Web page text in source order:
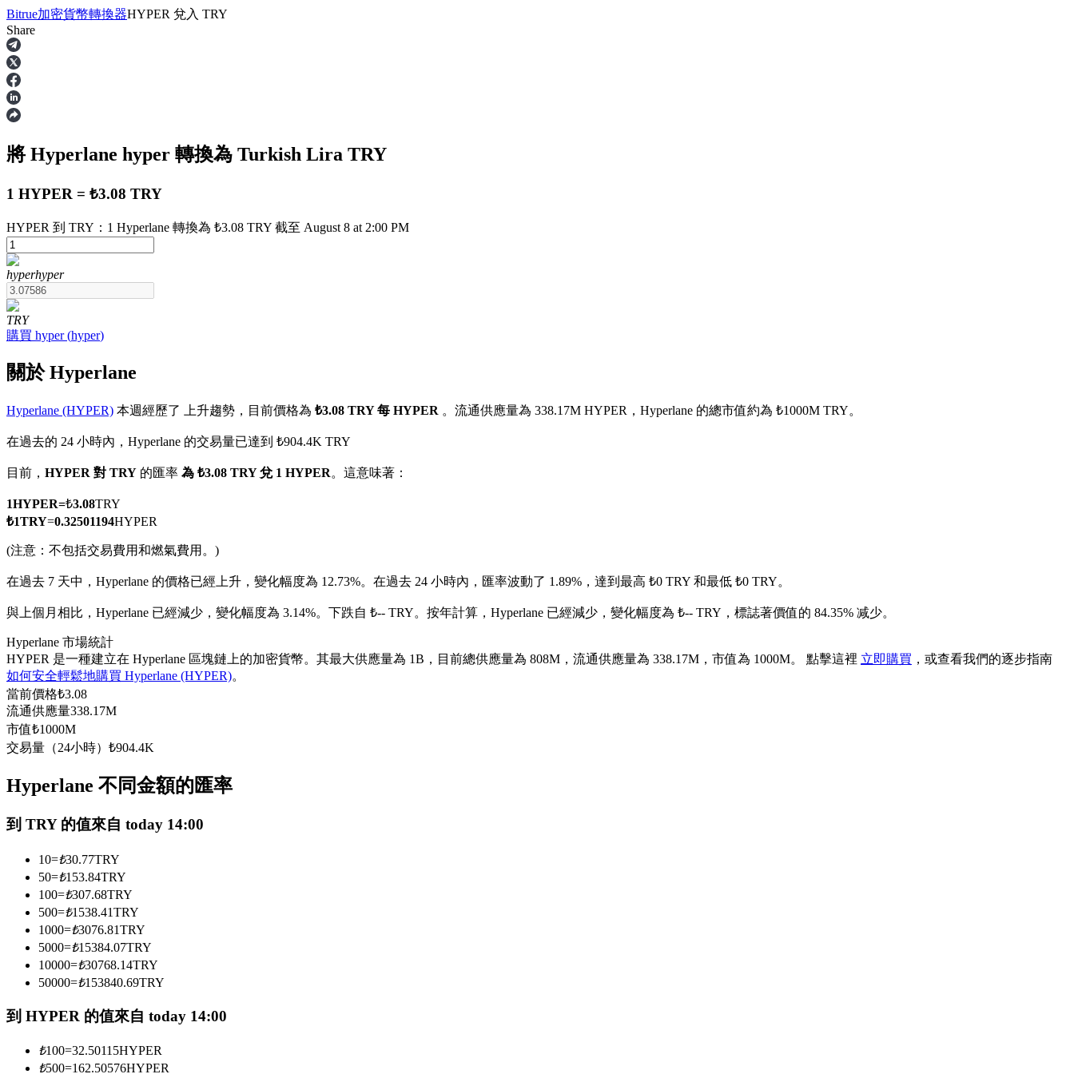
合約
USDT永續
多種以USDT結算的永續合約
幣本位永續
以數字貨幣為保證金的永續合約
USDC永續
跟單
與頂尖交易專家同行
Bitrue加密貨幣轉換器HYPER 兌入 TRY
Share
將 Hyperlane hyper 轉換為 Turkish Lira TRY
1 HYPER = ₺3.08 TRY
HYPER 到 TRY：1 Hyperlane 轉換為 ₺3.08 TRY 截至 August 8 at 2:00 PM
hyperhyper
TRY
購買 hyper(hyper)
關於 Hyperlane
Hyperlane (HYPER) 本週經歷了 上升趨勢，目前價格為 ₺3.08 TRY 每 HYPER 。流通供應量為 338.17M HYPER，Hyperlane 的總市值約為 ₺1000M TRY。
在過去的 24 小時內，Hyperlane 的交易量已達到 ₺904.4K TRY
目前， HYPER 對 TRY 的匯率 為 ₺3.08 TRY 兌 1 HYPER。這意味著：
1HYPER=₺3.08TRY
₺1TRY=0.32501194HYPER
(注意：不包括交易費用和燃氣費用。)
在過去 7 天中，Hyperlane 的價格已經上升，變化幅度為 12.73%。 在過去 24 小時內，匯率波動了 1.89%，達到最高 ₺0 TRY 和最低 ₺0 TRY。
與上個月相比，Hyperlane 已經減少，變化幅度為 3.14%。下跌自 ₺-- TRY。 按年計算，Hyperlane 已經減少，變化幅度為 ₺-- TRY，標誌著價值的 84.35% 减少。
Hyperlane 市場統計
HYPER 是一種建立在 Hyperlane 區塊鏈上的加密貨幣。其最大供應量為 1B，目前總供應量為 808M，流通供應量為 338.17M，市值為 1000M。 點擊這裡 立即購買 ，或查看我們的逐步指南
如何安全輕鬆地購買 Hyperlane (HYPER)。
當前價格₺3.08
流通供應量338.17M
市值₺1000M
交易量（24小時） ₺904.4K
Hyperlane 不同金額的匯率
到 TRY 的值來自 today 14:00
10=₺30.77TRY
50=₺153.84TRY
100=₺307.68TRY
500=₺1538.41TRY
1000=₺3076.81TRY
5000=₺15384.07TRY
10000=₺30768.14TRY
50000=₺153840.69TRY
到 HYPER 的值來自 today 14:00
₺100=32.50115HYPER
₺500=162.50576HYPER